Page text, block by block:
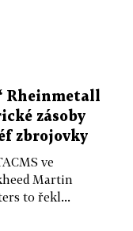
Rheinmetall
zásoby
zbrojovky
ve
Martin
to řekl...